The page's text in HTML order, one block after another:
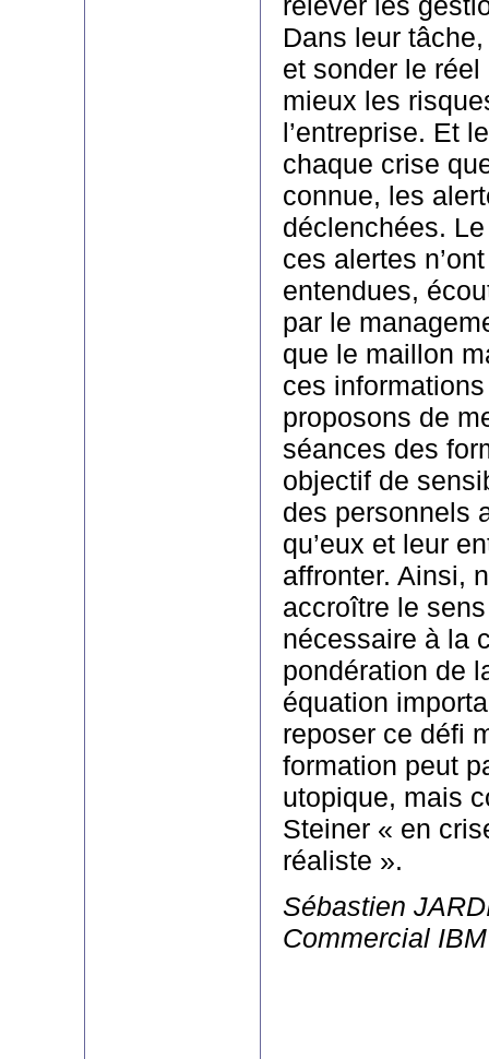
Dans leur
et sonder le
mieux les
l’entreprise. Et
chaque crise
connue, les
déclenchées.
ces alertes
entendues,
par le
que le maillon
ces
proposons de
séances des
objectif de
des personnels
qu’eux et leur
affronter. Ainsi,
accroître le
nécessaire à la
pondération de
équation
reposer ce défi
formation peut
utopique, mais
Steiner « en
réaliste ».
Sébastien
Commercial IBM